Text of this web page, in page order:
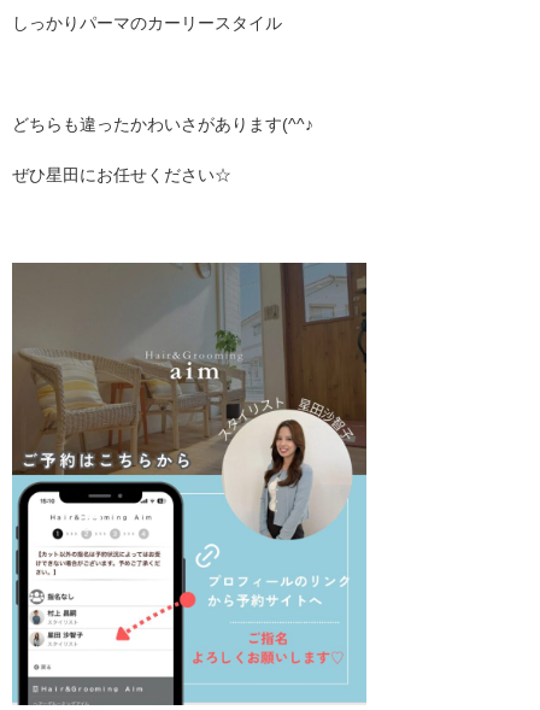
しっかりパーマのカーリースタイル
どちらも違ったかわいさがあります(^^♪
ぜひ星田にお任せください☆